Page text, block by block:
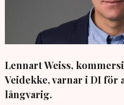
Lennart Weiss,
Veidekke, varnar i DI
långvarig.